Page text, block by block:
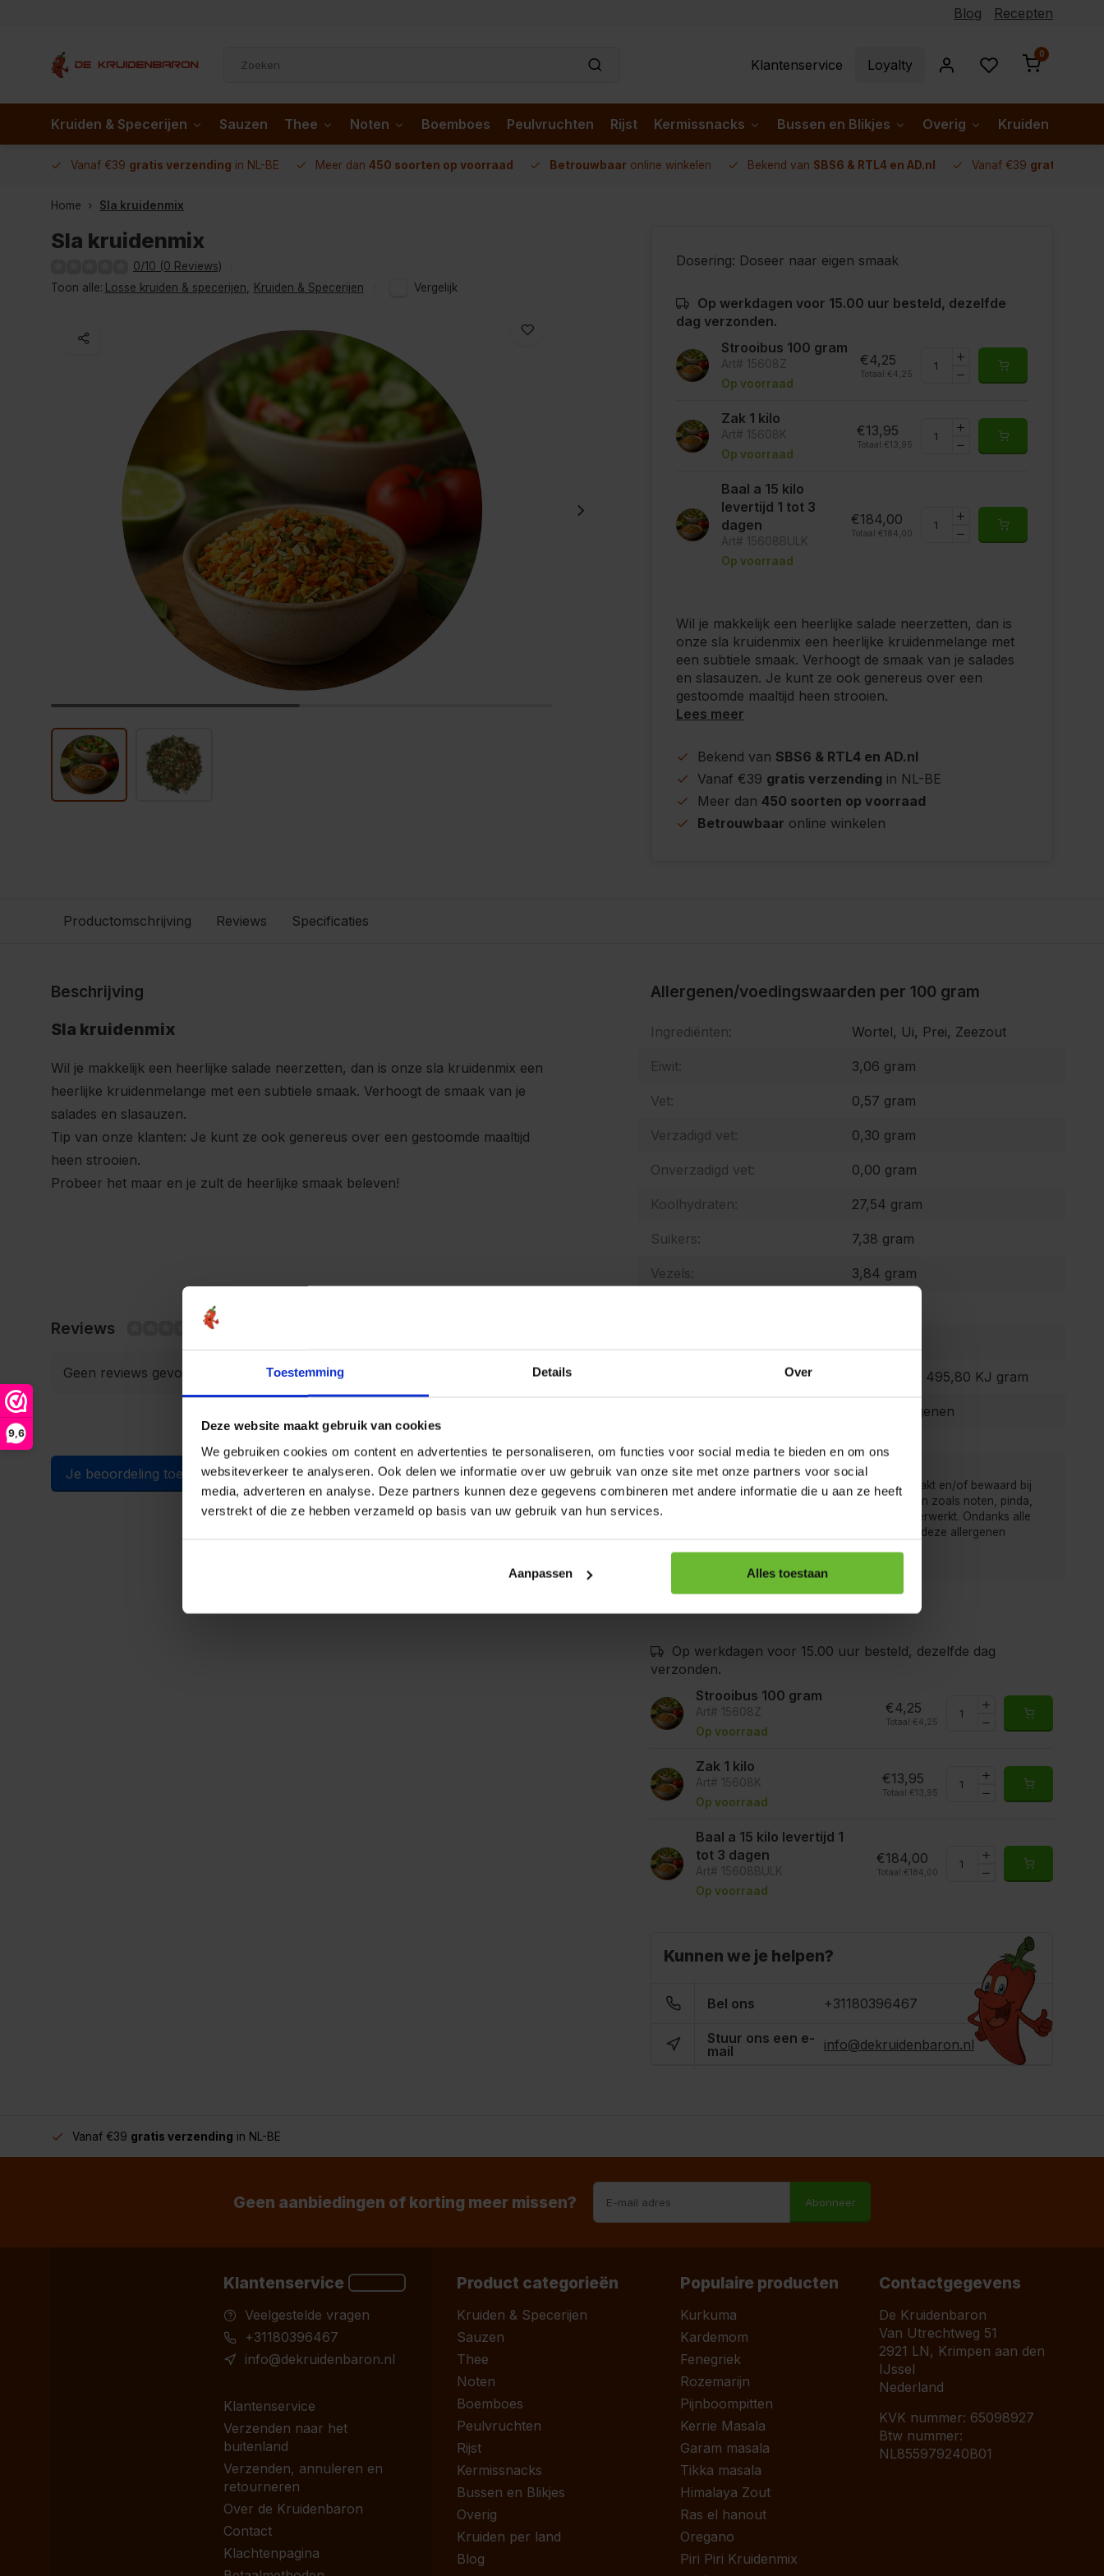
Toestemming Details Over
Deze website maakt gebruik van cookies
We gebruiken cookies om content en advertenties te personaliseren, om functies voor social media te bieden en om ons
websiteverkeer te analyseren. Ook delen we informatie over uw gebruik van onze site met onze partners voor social
media, adverteren en analyse. Deze partners kunnen deze gegevens combineren met andere informatie die u aan ze heeft
verstrekt of die ze hebben verzameld op basis van uw gebruik van hun services.
Aanpassen Alles toestaan
9,6
Blog Recepten
Klantenservice Loyalty
0
Kruiden & Specerijen Sauzen Thee Noten Boemboes Peulvruchten Rijst Kermissnacks Bussen en Blikjes Overig Kruiden per
Vanaf €39 gratis verzending in NL-BE Meer dan 450 soorten op voorraad Betrouwbaar online winkelen Bekend van SBS6 & RTL4 en AD.nl Vanaf €39 gratis
Home Sla kruidenmix
Sla kruidenmix
0/10 (0 Reviews)
Toon alle: Losse kruiden & specerijen Kruiden & Specerijen Vergelijk
Dosering: Doseer naar eigen smaak
Op werkdagen voor 15.00 uur besteld, dezelfde
dag verzonden.
Strooibus 100 gram
Art# 15608Z
Op voorraad
€4,25
Totaal: €4,25
Zak 1 kilo
Art# 15608K
Op voorraad
€13,95
Totaal: €13,95
Baal a 15 kilo
levertijd 1 tot 3
dagen
Art# 15608BULK
Op voorraad
€184,00
Totaal: €184,00
Wil je makkelijk een heerlijke salade neerzetten, dan is
onze sla kruidenmix een heerlijke kruidenmelange met
een subtiele smaak. Verhoogt de smaak van je salades
en slasauzen. Je kunt ze ook genereus over een
gestoomde maaltijd heen strooien.
Lees meer
Bekend van SBS6 & RTL4 en AD.nl
Vanaf €39 gratis verzending in NL-BE
Meer dan 450 soorten op voorraad
Betrouwbaar online winkelen
Productomschrijving Reviews Specificaties
Beschrijving
Sla kruidenmix
Wil je makkelijk een heerlijke salade neerzetten, dan is onze sla kruidenmix een
heerlijke kruidenmelange met een subtiele smaak. Verhoogt de smaak van je
salades en slasauzen.
Tip van onze klanten: Je kunt ze ook genereus over een gestoomde maaltijd
heen strooien.
Probeer het maar en je zult de heerlijke smaak beleven!
Reviews 0/10
Geen reviews gevonden
Je beoordeling toevoegen
Allergenen/voedingswaarden per 100 gram
Ingrediënten: Wortel, Ui, Prei, Zeezout
Eiwit: 3,06 gram
Vet: 0,57 gram
Verzadigd vet: 0,30 gram
Onverzadigd vet: 0,00 gram
Koolhydraten: 27,54 gram
Suikers: 7,38 gram
Vezels: 3,84 gram
118,50 Kcal 495,80 KJ gram
Geen allergenen
De producten van de Kruidenbaron worden verpakt en/of bewaard bij
bedrijven waar men ook producten met allergenen zoals noten, pinda,
mosterd, selderij, gluten, sesam, soja en sulfiet verwerkt. Ondanks alle
goede voorzorgen is het mogelijk dat producten deze allergenen
Op werkdagen voor 15.00 uur besteld, dezelfde dag
verzonden.
Strooibus 100 gram
Art# 15608Z
Op voorraad
€4,25
Totaal: €4,25
Zak 1 kilo
Art# 15608K
Op voorraad
€13,95
Totaal: €13,95
Baal a 15 kilo levertijd 1
tot 3 dagen
Art# 15608BULK
Op voorraad
€184,00
Totaal: €184,00
Kunnen we je helpen?
Bel ons +31180396467
Stuur ons een e-
mail
info@dekruidenbaron.nl
Vanaf €39 gratis verzending in NL-BE
Geen aanbiedingen of korting meer missen? Abonneer
Klantenservice
Veelgestelde vragen
+31180396467
info@dekruidenbaron.nl
Klantenservice
Verzenden naar het
buitenland
Verzenden, annuleren en
retourneren
Over de Kruidenbaron
Contact
Klachtenpagina
Product categorieën
Kruiden & Specerijen
Sauzen
Thee
Noten
Boemboes
Peulvruchten
Rijst
Kermissnacks
Bussen en Blikjes
Overig
Kruiden per land
Blog
Populaire producten
Kurkuma
Kardemom
Fenegriek
Rozemarijn
Pijnboompitten
Kerrie Masala
Garam masala
Tikka masala
Himalaya Zout
Ras el hanout
Oregano
Piri Piri Kruidenmix
Contactgegevens
De Kruidenbaron
Van Utrechtweg 51
2921 LN, Krimpen aan den
IJssel
Nederland
KVK nummer: 65098927
Btw nummer:
NL855979240B01